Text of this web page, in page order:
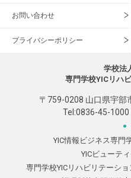
お問い合わせ
プライバシーポリシー
学校法
専門学校YICリハ
〒759-0208 山口県宇部
Tel:0836-45-1000
YIC情報ビジネス専門
YICビューテ
専門学校YICリハビリテーシ